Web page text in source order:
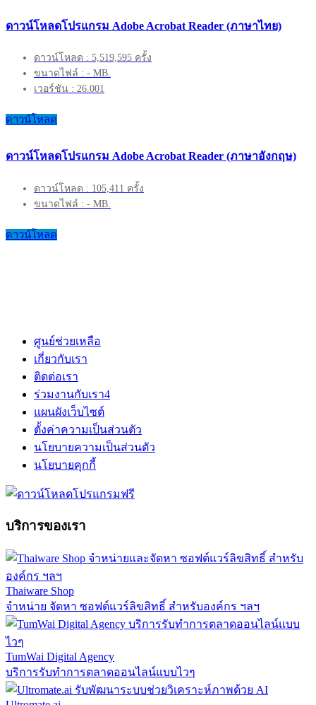
ดาวน์โหลดโปรแกรม Adobe Acrobat Reader (ภาษาไทย)
ดาวน์โหลด : 5,519,595 ครั้ง
ขนาดไฟล์ : - MB.
เวอร์ชัน : 26.001
ดาวน์โหลด
ดาวน์โหลดโปรแกรม Adobe Acrobat Reader (ภาษาอังกฤษ)
ดาวน์โหลด : 105,411 ครั้ง
ขนาดไฟล์ : - MB.
ดาวน์โหลด
ศูนย์ช่วยเหลือ
เกี่ยวกับเรา
ติดต่อเรา
ร่วมงานกับเรา4
แผนผังเว็บไซต์
ตั้งค่าความเป็นส่วนตัว
นโยบายความเป็นส่วนตัว
นโยบายคุกกี้
บริการของเรา
Thaiware Shop
จำหน่าย จัดหา ซอฟต์แวร์ลิขสิทธิ์ สำหรับองค์กร ฯลฯ
TumWai Digital Agency
บริการรับทำการตลาดออนไลน์แบบไวๆ